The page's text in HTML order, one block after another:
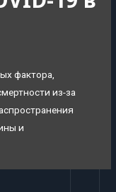
фактора,
из-за
и